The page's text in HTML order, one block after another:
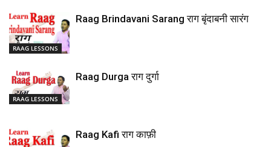
RAAG LESSONS
Raag Brindavani Sarang राग बृंदाबनी सारंग
RAAG LESSONS
Raag Durga राग दुर्गा
Raag Kafi राग काफ़ी